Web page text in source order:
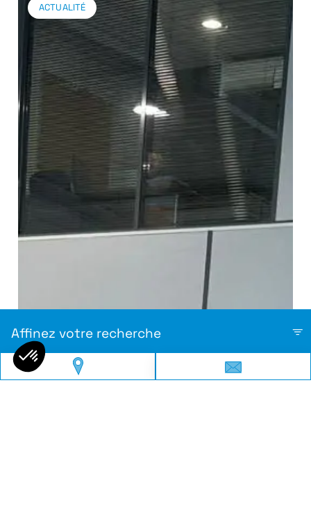
Affinez votre recherche
ACTUALITÉ